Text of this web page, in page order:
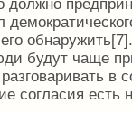
должно
его
будут чаще
в
согласия есть